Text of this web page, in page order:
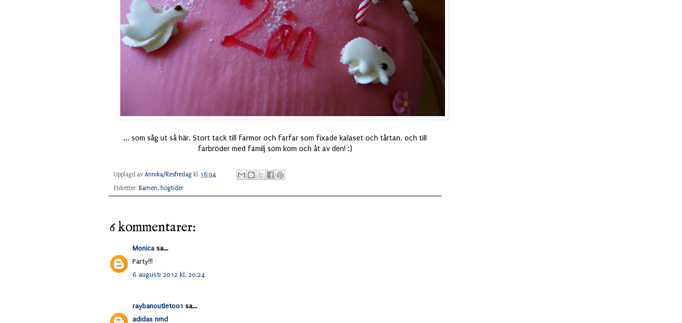
... som såg ut så här. Stort tack till farmor och farfar som fixade kalaset och tårtan, och till
farbröder med familj som kom och åt av den! :)
Upplagd av Annika/Resfredag kl. 16:04
Etiketter: Barnen, högtider
6 kommentarer:
Monicasa...
Party!!!
6 augusti 2012 kl. 20:24
raybanoutlet001 sa...
adidas nmd